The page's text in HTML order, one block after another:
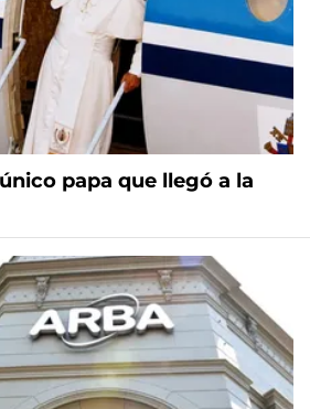
papa que llegó a la